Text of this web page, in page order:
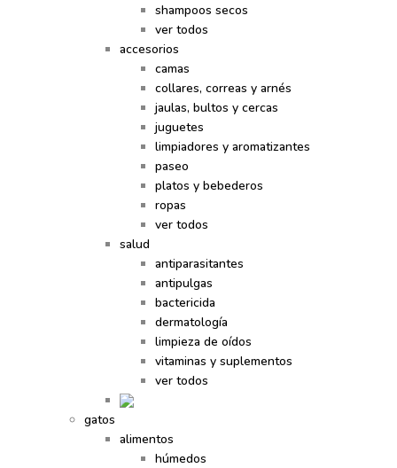
shampoos secos
ver todos
accesorios
camas
collares, correas y arnés
jaulas, bultos y cercas
juguetes
limpiadores y aromatizantes
paseo
platos y bebederos
ropas
ver todos
salud
antiparasitantes
antipulgas
bactericida
dermatología
limpieza de oídos
vitaminas y suplementos
ver todos
gatos
alimentos
húmedos